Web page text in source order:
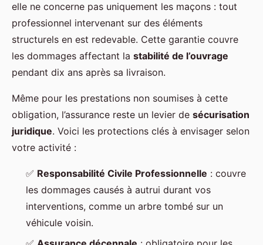
elle ne concerne pas uniquement les maçons : tout
professionnel intervenant sur des éléments
structurels en est redevable. Cette garantie couvre
les dommages affectant la stabilité de l’ouvrage
pendant dix ans après sa livraison.
Même pour les prestations non soumises à cette
obligation, l’assurance reste un levier de sécurisation
juridique. Voici les protections clés à envisager selon
votre activité :
✅ Responsabilité Civile Professionnelle : couvre
les dommages causés à autrui durant vos
interventions, comme un arbre tombé sur un
véhicule voisin.